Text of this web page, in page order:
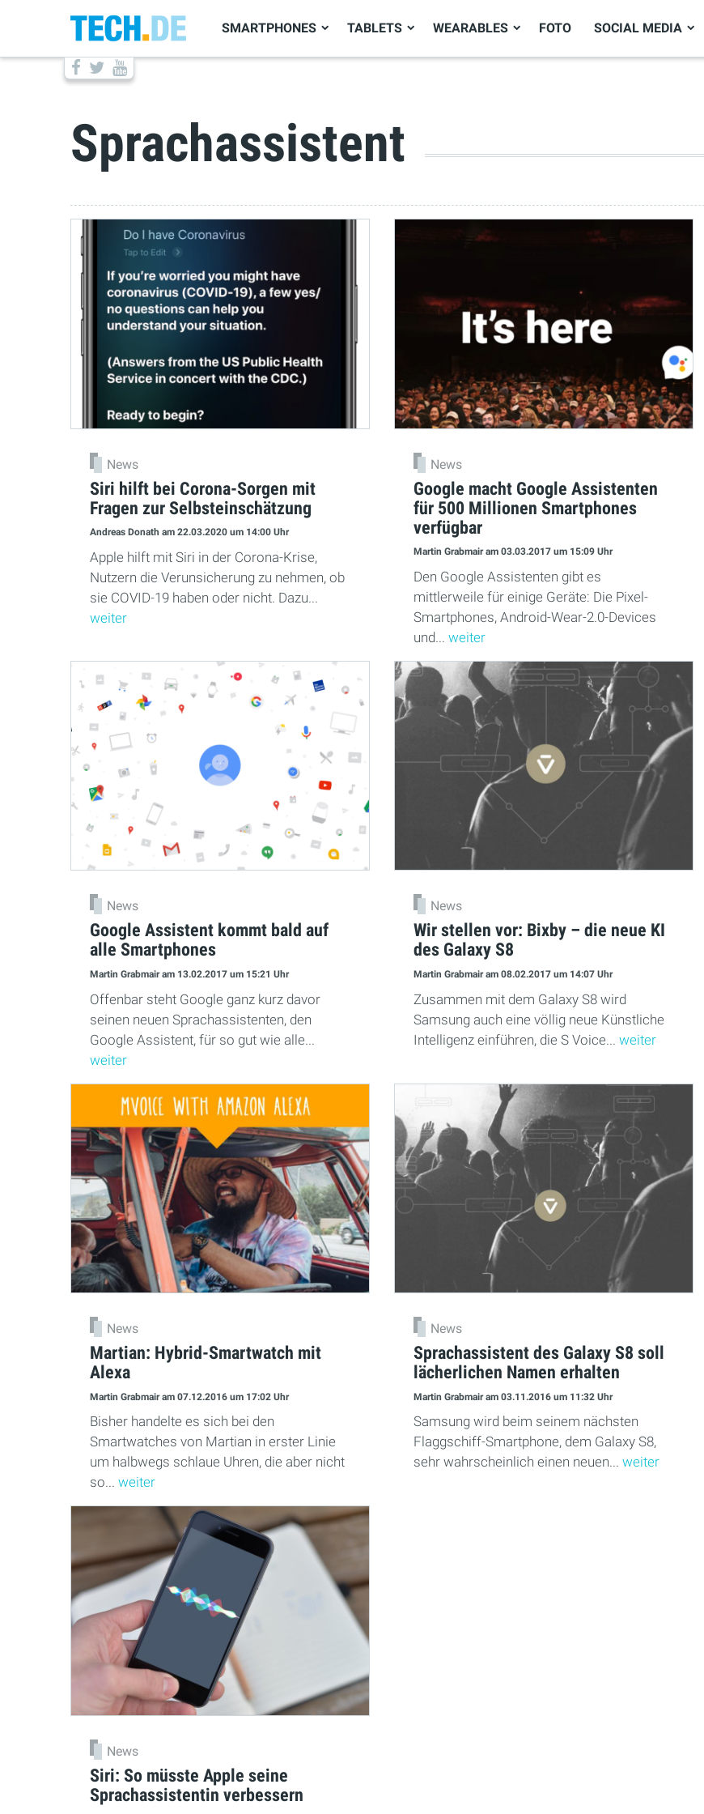
SMARTPHONES TABLETS WEARABLES FOTO SOCIAL MEDIA
Sprachassistent
News
Siri hilft bei Corona-Sorgen mit
Fragen zur Selbsteinschätzung
Andreas Donath am 22.03.2020 um 14:00 Uhr
Apple hilft mit Siri in der Corona-Krise,
Nutzern die Verunsicherung zu nehmen, ob
sie COVID-19 haben oder nicht. Dazu...
weiter
News
Google macht Google Assistenten
für 500 Millionen Smartphones
verfügbar
Martin Grabmairam 03.03.2017 um 15:09 Uhr
Den Google Assistenten gibt es
mittlerweile für einige Geräte: Die Pixel-
Smartphones, Android-Wear-2.0-Devices
und... weiter
News
Google Assistent kommt bald auf
alle Smartphones
Martin Grabmairam 13.02.2017 um 15:21 Uhr
Offenbar steht Google ganz kurz davor
seinen neuen Sprachassistenten, den
Google Assistent, für so gut wie alle...
weiter
News
Wir stellen vor: Bixby – die neue KI
des Galaxy S8
Martin Grabmairam 08.02.2017 um 14:07 Uhr
Zusammen mit dem Galaxy S8 wird
Samsung auch eine völlig neue Künstliche
Intelligenz einführen, die S Voice... weiter
News
Martian: Hybrid-Smartwatch mit
Alexa
Martin Grabmairam 07.12.2016 um 17:02 Uhr
Bisher handelte es sich bei den
Smartwatches von Martian in erster Linie
um halbwegs schlaue Uhren, die aber nicht
so... weiter
News
Sprachassistent des Galaxy S8 soll
lächerlichen Namen erhalten
Martin Grabmairam 03.11.2016 um 11:32 Uhr
Samsung wird beim seinem nächsten
Flaggschiff-Smartphone, dem Galaxy S8,
sehr wahrscheinlich einen neuen... weiter
News
Siri: So müsste Apple seine
Sprachassistentin verbessern